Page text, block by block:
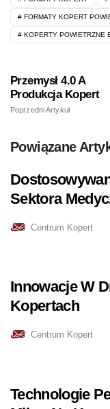
FORMATY KOPERT
KOPERTY POWIETRZNE
Przemysł 4.0 A
Produkcja Kopert
Poprzedni Artykuł
Powiązane
Sektora
Centrum Kopert
Innowacje W
Kopertach
Centrum Kopert
Technologie